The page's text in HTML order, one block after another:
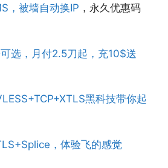
，被墙自动换IP ，永久优惠码
选，月付2.5刀起，充10$送
黑科技带你起
，体验飞的感觉